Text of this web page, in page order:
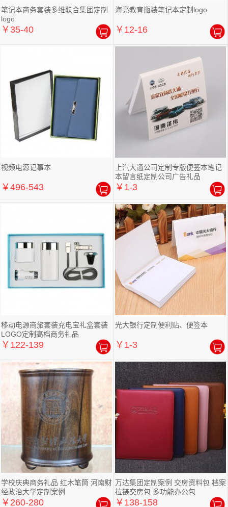
笔记本商务套装多维联合集团定制
logo
￥35-40
海亮教育瓶装笔记本定制logo
￥12-16
视频电源记事本
￥496-543
上汽大通公司定制专版便签本笔记
本留言纸定制公司广告礼品
￥1-3
移动电源商旅套装充电宝礼盒套装
LOGO定制高档商务礼品
￥122-139
光大银行定制便利贴、便签本
￥1-3
学校庆典商务礼品 红木笔筒 河南财
经政治大学定制案例
￥260-280
万达集团定制案例 交房资料包 档案
拉链交房包 多功能办公包
￥138-158